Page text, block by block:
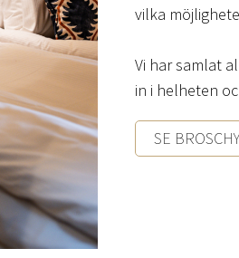
vilka
Vi har samlat
in i helheten
SE